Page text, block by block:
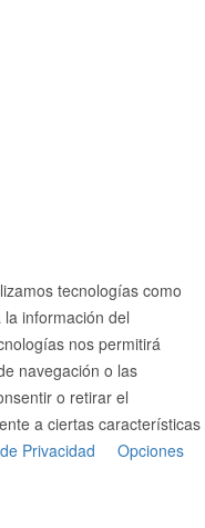
tecnologías como
información del
nos permitirá
navegación o las
o retirar el
a ciertas características
Privacidad
Opciones